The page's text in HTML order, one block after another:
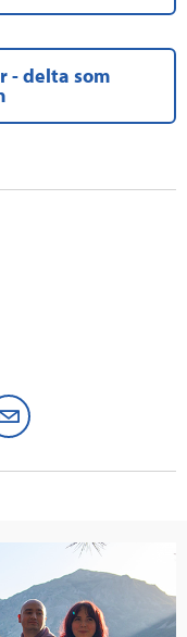
- delta som
M